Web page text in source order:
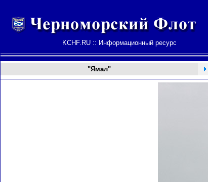
KCHF.RU :: Информационный ресурс
"Ямал"